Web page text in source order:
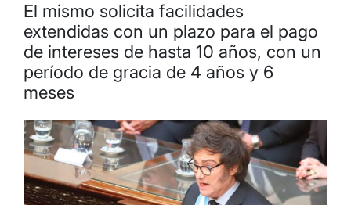
El mismo solicita facilidades
extendidas con un plazo para el pago
de intereses de hasta 10 años, con un
período de gracia de 4 años y 6
meses